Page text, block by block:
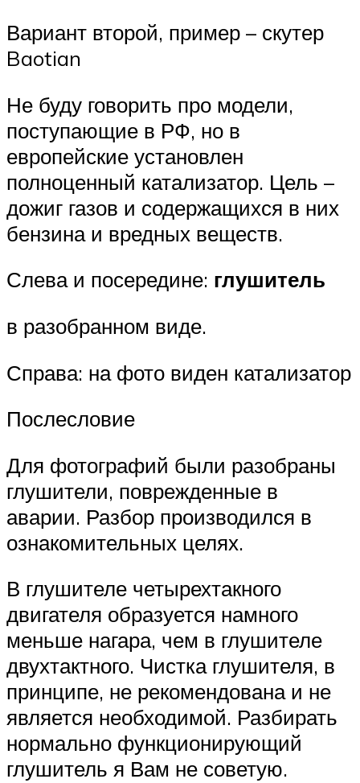
Вариант второй, пример – скутер
Baotian
Не буду говорить про модели,
поступающие в РФ, но в
европейские установлен
полноценный катализатор. Цель –
дожиг газов и содержащихся в них
бензина и вредных веществ.
Слева и посередине: глушитель
в разобранном виде.
Справа: на фото виден катализатор
Послесловие
Для фотографий были разобраны
глушители, поврежденные в
аварии. Разбор производился в
ознакомительных целях.
В глушителе четырехтакного
двигателя образуется намного
меньше нагара, чем в глушителе
двухтактного. Чистка глушителя, в
принципе, не рекомендована и не
является необходимой. Разбирать
нормально функционирующий
глушитель я Вам не советую.